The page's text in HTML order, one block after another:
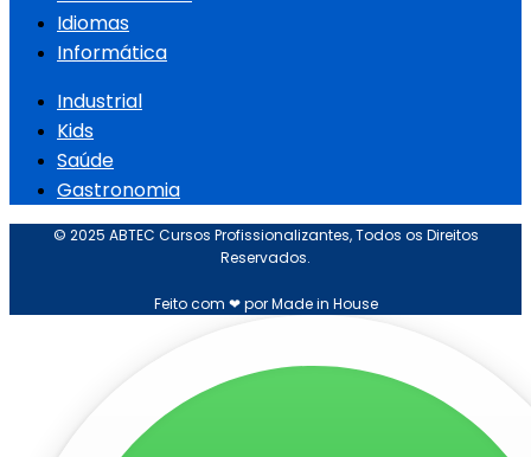
Idiomas
Informática
Industrial
Kids
Saúde
Gastronomia
© 2025 ABTEC Cursos Profissionalizantes, Todos os Direitos
Reservados.
Feito com ❤ por Made in House